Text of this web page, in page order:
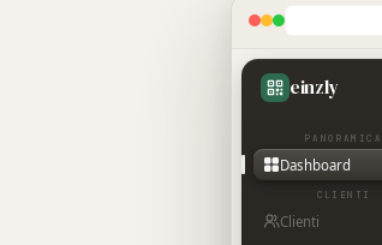
einzly
PANORAMICA
Dashboard
CLIENTI
Clienti